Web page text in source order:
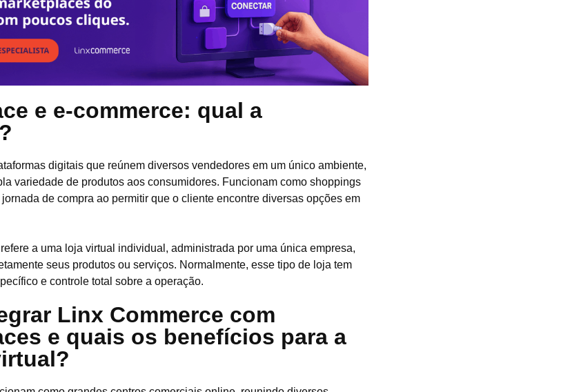
e e-commerce: qual a
digitais que reúnem diversos vendedores em um único ambiente,
variedade de produtos aos consumidores. Funcionam como shoppings
de compra ao permitir que o cliente encontre diversas opções em
a uma loja virtual individual, administrada por uma única empresa,
seus produtos ou serviços. Normalmente, esse tipo de loja tem
e controle total sobre a operação.
Linx Commerce com
e quais os benefícios para a